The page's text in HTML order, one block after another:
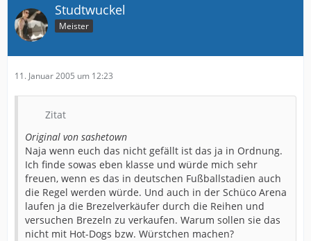
Studtwuckel
Meister
11. Januar 2005 um 12:23
Zitat
Original von sashetown
Naja wenn euch das nicht gefällt ist das ja in Ordnung.
Ich finde sowas eben klasse und würde mich sehr
freuen, wenn es das in deutschen Fußballstadien auch
die Regel werden würde. Und auch in der Schüco Arena
laufen ja die Brezelverkäufer durch die Reihen und
versuchen Brezeln zu verkaufen. Warum sollen sie das
nicht mit Hot-Dogs bzw. Würstchen machen?